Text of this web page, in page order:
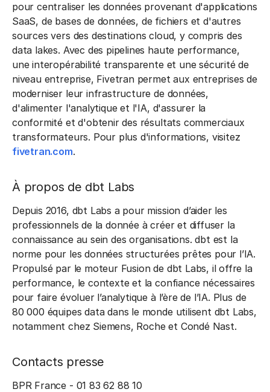
pour centraliser les données provenant d'applications
SaaS, de bases de données, de fichiers et d'autres
sources vers des destinations cloud, y compris des
data lakes. Avec des pipelines haute performance,
une interopérabilité transparente et une sécurité de
niveau entreprise, Fivetran permet aux entreprises de
moderniser leur infrastructure de données,
d'alimenter l'analytique et l'IA, d'assurer la
conformité et d'obtenir des résultats commerciaux
transformateurs. Pour plus d'informations, visitez
fivetran.com.
À propos de dbt Labs
Depuis 2016, dbt Labs a pour mission d’aider les
professionnels de la donnée à créer et diffuser la
connaissance au sein des organisations. dbt est la
norme pour les données structurées prêtes pour l’IA.
Propulsé par le moteur Fusion de dbt Labs, il offre la
performance, le contexte et la confiance nécessaires
pour faire évoluer l’analytique à l’ère de l’IA. Plus de
80 000 équipes data dans le monde utilisent dbt Labs,
notamment chez Siemens, Roche et Condé Nast.
Contacts presse
BPR France - 01 83 62 88 10